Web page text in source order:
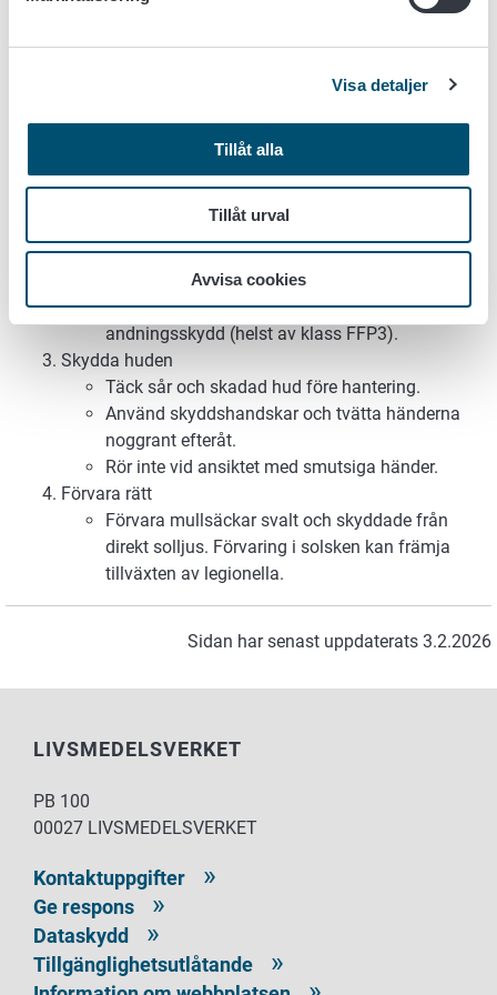
Visa detaljer
Tillåt alla
Tillåt urval
Avvisa cookies
risken för exponering för legionellabakterier:
Öppna jordsäckar med ansiktet bort från
Fukta torr mull eller kompost lätt före hantering.
vattenstråle vid fuktning, så att
legionellabakterier inte sprids i luften.
Använd andningsskydd
Om damm inte kan undvikas, använd
andningsskydd (helst av klass FFP3).
Skydda huden
Täck sår och skadad hud före hantering.
Använd skyddshandskar och tvätta händerna
noggrant efteråt.
Rör inte vid ansiktet med smutsiga händer.
Förvara rätt
Förvara mullsäckar svalt och skyddade från
direkt solljus. Förvaring i solsken kan främja
tillväxten av legionella.
Sidan har senast uppdaterats 3.2.2026
LIVSMEDELSVERKET
PB 100
00027 LIVSMEDELSVERKET
Kontaktuppgifter
Ge respons
Dataskydd
Tillgänglighetsutlåtande